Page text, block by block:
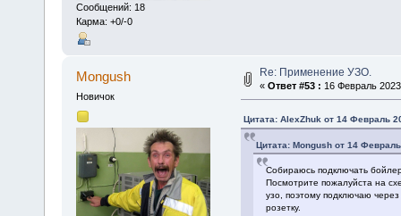
Сообщений: 18
Карма: +0/-0
Mongush
Новичок
Re: Применение УЗО.
« Ответ #53 : 16 Февраль
Цитата: AlexZhuk от 14 Февраль
Цитата: Mongush от 14
Собираюсь подключать
Посмотрите пожалуйста на
узо, поэтому подключаю
розетку.